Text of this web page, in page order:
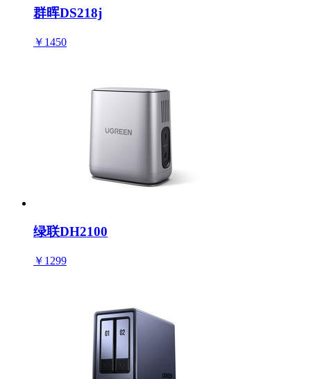
群晖DS218j
￥1450
绿联DH2100
￥1299